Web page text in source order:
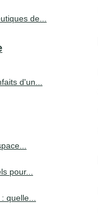
de...
d'un...
pour...
quelle...